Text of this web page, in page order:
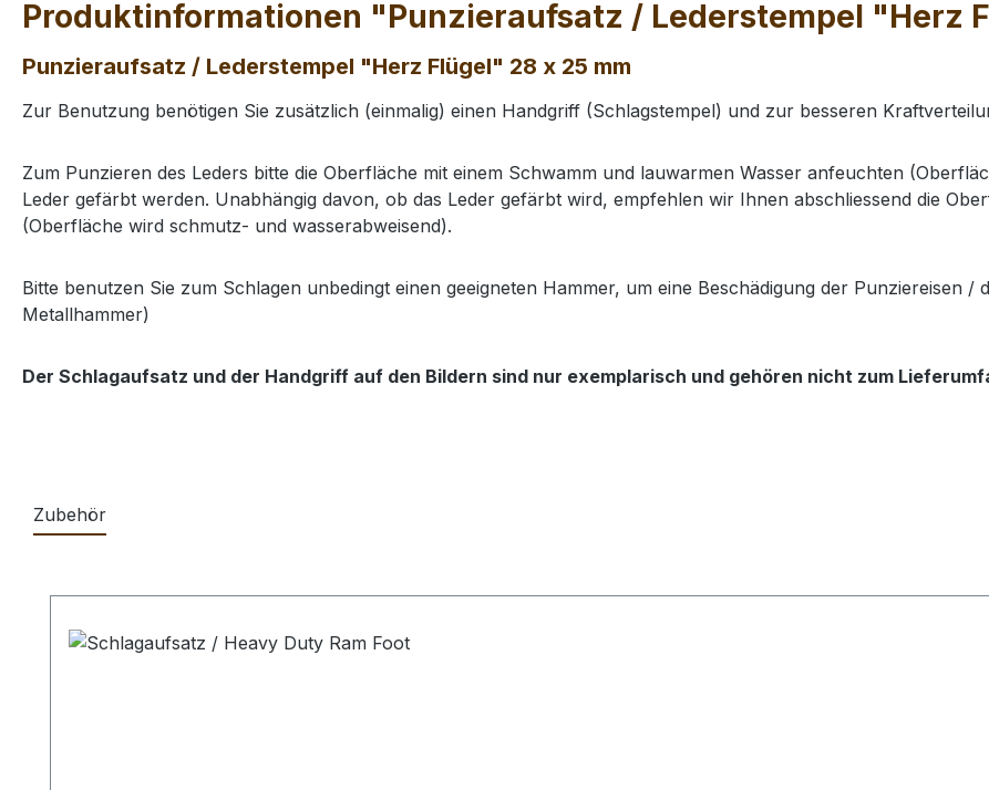
Produktinformationen "Punzieraufsatz / Lederstempel "Herz
Punzieraufsatz / Lederstempel "Herz Flügel" 28 x 25 mm
Zur Benutzung benötigen Sie zusätzlich (einmalig) einen Handgriff (Schlagstempel) und zur besseren
Zum Punzieren des Leders bitte die Oberfläche mit einem Schwamm und lauwarmen Wasser anfeuchten
Leder gefärbt werden. Unabhängig davon, ob das Leder gefärbt wird, empfehlen wir Ihnen abschliessend die
(Oberfläche wird schmutz- und wasserabweisend).
Bitte benutzen Sie zum Schlagen unbedingt einen geeigneten Hammer, um eine Beschädigung der Punziereisen /
Metallhammer)
Der Schlagaufsatz und der Handgriff auf den Bildern sind nur exemplarisch und gehören nicht zum
Zubehör